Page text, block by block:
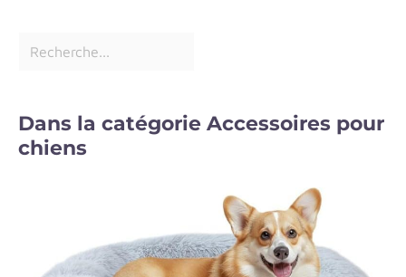
Dans la catégorie Accessoires pour
chiens